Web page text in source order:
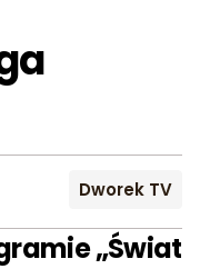
Dworek TV
„Świat